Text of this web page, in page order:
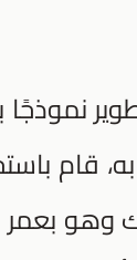
نموذجًا
قام